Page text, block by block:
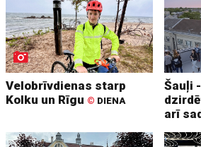
Velobrīvdienas starp
Kolku un Rīgu © DIENA
Šauļi
arī